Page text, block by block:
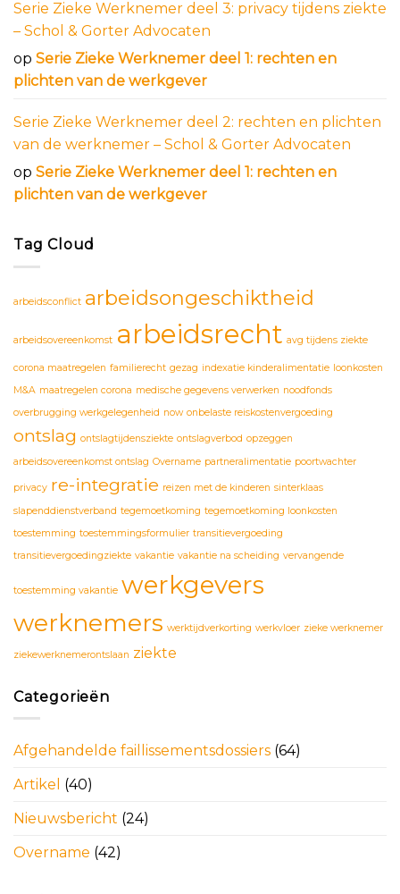
Serie Zieke Werknemer deel 3: privacy tijdens ziekte
– Schol & Gorter Advocaten
op Serie Zieke Werknemer deel 1: rechten en
plichten van de werkgever
Serie Zieke Werknemer deel 2: rechten en plichten
van de werknemer – Schol & Gorter Advocaten
op Serie Zieke Werknemer deel 1: rechten en
plichten van de werkgever
Tag Cloud
arbeidsconflict arbeidsongeschiktheid
arbeidsovereenkomst arbeidsrecht avg tijdens ziekte
corona maatregelen familierecht gezag indexatie kinderalimentatie loonkosten
M&A maatregelen corona medische gegevens verwerken noodfonds
overbrugging werkgelegenheid now onbelaste reiskostenvergoeding
ontslag ontslagtijdensziekte ontslagverbod opzeggen
arbeidsovereenkomst ontslag Overname partneralimentatie poortwachter
privacy re-integratie reizen met de kinderen sinterklaas
slapenddienstverband tegemoetkoming tegemoetkoming loonkosten
toestemming toestemmingsformulier transitievergoeding
transitievergoedingziekte vakantie vakantie na scheiding vervangende
toestemming vakantie werkgevers
werknemers werktijdverkorting werkvloer zieke werknemer
ziekewerknemerontslaan ziekte
Categorieën
Afgehandelde faillissementsdossiers (64)
Artikel (40)
Nieuwsbericht (24)
Overname (42)